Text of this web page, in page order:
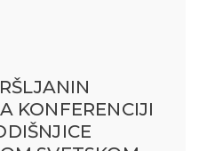
KONFERENCIJI